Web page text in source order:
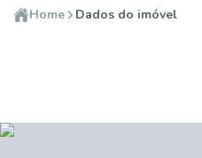
Home Dados do imóvel